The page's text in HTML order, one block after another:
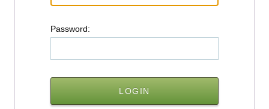
Password: